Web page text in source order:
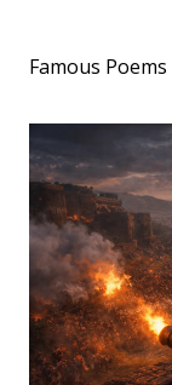
Famous Poems